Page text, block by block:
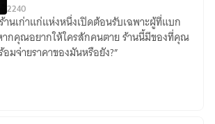
2240
านเก่าแก่แห่งหนึ่งเปิดต้อนรับเฉพาะผู้ที่แบก
ากคุณอยากให้ใครสักคนตาย ร้านนี้มีของที่คุณ
จ่ายราคาของมันหรือยัง?”